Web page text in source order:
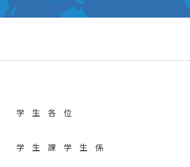
学 生 各 位
学 生 課 学 生 係